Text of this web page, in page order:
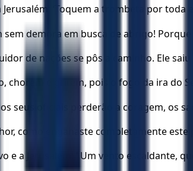
Jerusalém: ‘Toquem a trombeta por
sem demora em busca de abrigo!
de nações se pôs a caminho. Ele
chorem e gritem, pois o fogo da ira do
os seus oficiais perderão a coragem,
como enganaste completamente
e a Jerusalém: "Um vento